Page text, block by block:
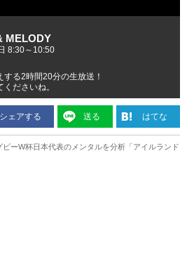
MELODY
8:30～10:50
る2時間20分の生放送！
ださいね。
シェアする 送る はてな
ビーW杯日本代表のメンタルを分析「アイルランド